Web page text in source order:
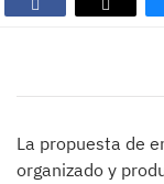
La propuesta de
organizado y